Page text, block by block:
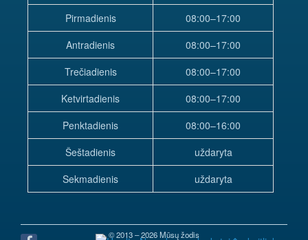
Pirmadienis
08:00–17:00
Antradienis
08:00–17:00
Trečiadienis
08:00–17:00
Ketvirtadienis
08:00–17:00
Penktadienis
08:00–16:00
Šeštadienis
uždaryta
Sekmadienis
uždaryta
© 2013 – 2026 Mūsų žodis